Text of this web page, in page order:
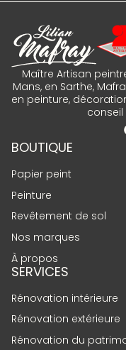
Maître Artisan
Mans, en Sarthe,
en peinture,
conseil
BOUTIQUE
Papier peint
Peinture
Revêtement de sol
Nos marques
À propos
SERVICES
Rénovation intérieure
Rénovation extérieure
Rénovation du